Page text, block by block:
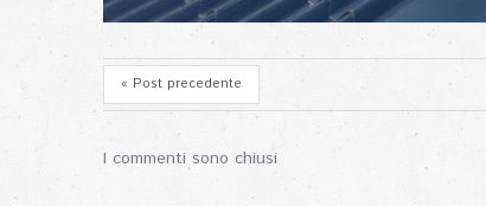
« Post precedente
I commenti sono chiusi